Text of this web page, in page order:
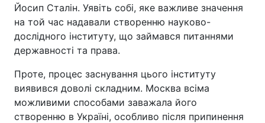
Йосип Сталін. Уявіть собі, яке важливе значення
на той час надавали створенню науково-
дослідного інституту, що займався питаннями
державності та права.
Проте, процес заснування цього інституту
виявився доволі складним. Москва всіма
можливими способами заважала його
створенню в Україні, особливо після припинення